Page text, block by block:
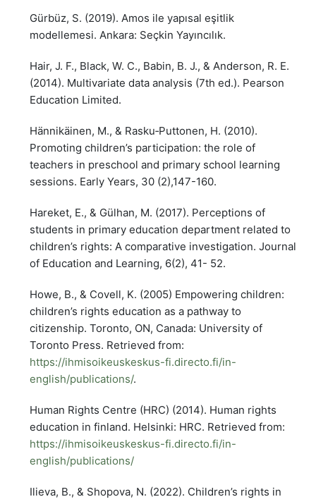
Gürbüz, S. (2019). Amos ile yapısal eşitlik
modellemesi. Ankara: Seçkin Yayıncılık.
Hair, J. F., Black, W. C., Babin, B. J., & Anderson, R. E.
(2014). Multivariate data analysis (7th ed.). Pearson
Education Limited.
Hännikäinen, M., & Rasku‐Puttonen, H. (2010).
Promoting children’s participation: the role of
teachers in preschool and primary school learning
sessions. Early Years, 30 (2),147-160.
Hareket, E., & Gülhan, M. (2017). Perceptions of
students in primary education department related to
children’s rights: A comparative investigation. Journal
of Education and Learning, 6(2), 41- 52.
Howe, B., & Covell, K. (2005) Empowering children:
children’s rights education as a pathway to
citizenship. Toronto, ON, Canada: University of
Toronto Press. Retrieved from:
https://ihmisoikeuskeskus-fi.directo.fi/in-
english/publications/.
Human Rights Centre (HRC) (2014). Human rights
education in finland. Helsinki: HRC. Retrieved from:
https://ihmisoikeuskeskus-fi.directo.fi/in-
english/publications/
Ilieva, B., & Shopova, N. (2022). Children’s rights in